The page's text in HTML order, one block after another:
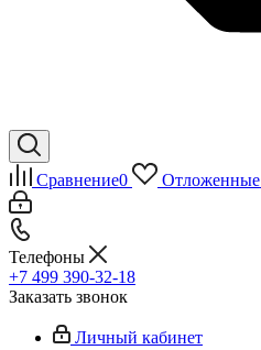
Сравнение0 Отложенные
Телефоны
+7 499 390-32-18
Заказать звонок
Личный кабинет